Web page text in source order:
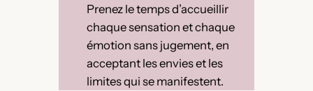
Prenez le temps d’accueillir
chaque sensation et chaque
émotion sans jugement, en
acceptant les envies et les
limites qui se manifestent.